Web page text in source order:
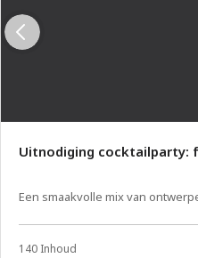
Uitnodiging cocktailparty:
Een smaakvolle mix van
140 Inhoud